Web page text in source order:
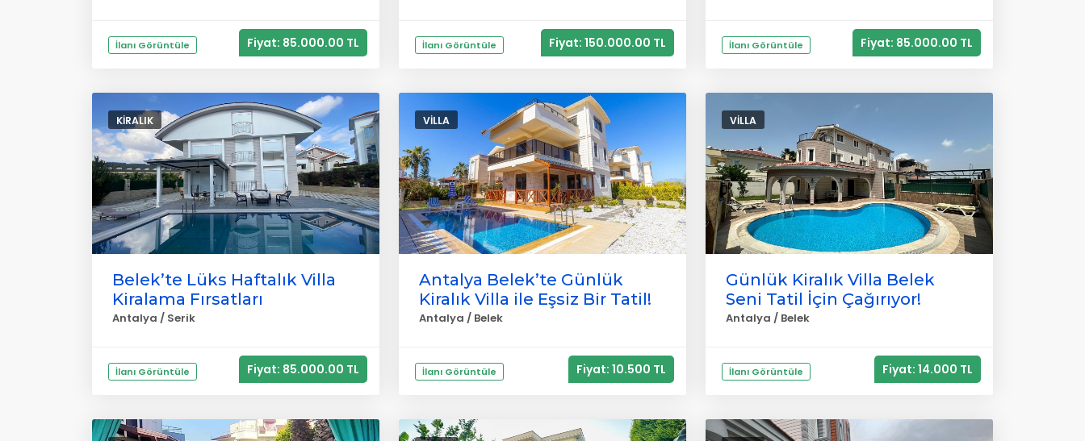
İlanı Görüntüle Fiyat: 85.000.00 TL İlanı Görüntüle Fiyat: 150.000.00 TL İlanı Görüntüle Fiyat: 85.000.00 TL
KIRALIK
Belek’te Lüks Haftalık Villa
Kiralama Fırsatları
Antalya / Serik
İlanı Görüntüle Fiyat: 85.000.00 TL
VILLA
Antalya Belek’te Günlük
Kiralık Villa ile Eşsiz Bir Tatil!
Antalya / Belek
İlanı Görüntüle Fiyat: 10.500 TL
VILLA
Günlük Kiralık Villa Belek
Seni Tatil İçin Çağırıyor!
Antalya / Belek
İlanı Görüntüle Fiyat: 14.000 TL